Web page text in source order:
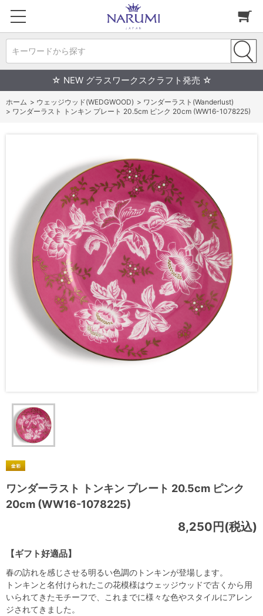
キーワードから探す
☆ NEW グラスワークスクラフト発売 ☆
ホーム > ウェッジウッド(WEDGWOOD) > ワンダーラスト(Wanderlust)
> ワンダーラスト トンキン プレート 20.5cm ピンク 20cm (WW16-1078225)
ワンダーラスト トンキン プレート 20.5cm ピンク
20cm (WW16-1078225)
【ギフト好適品】
8,250円(税込)
春の訪れを感じさせる明るい色調のトンキンが登場します。
トンキンと名付けられたこの花模様はウェッジウッドで古くから用
いられてきたモチーフで、これまでに様々な色やスタイルにアレン
ジされてきました。